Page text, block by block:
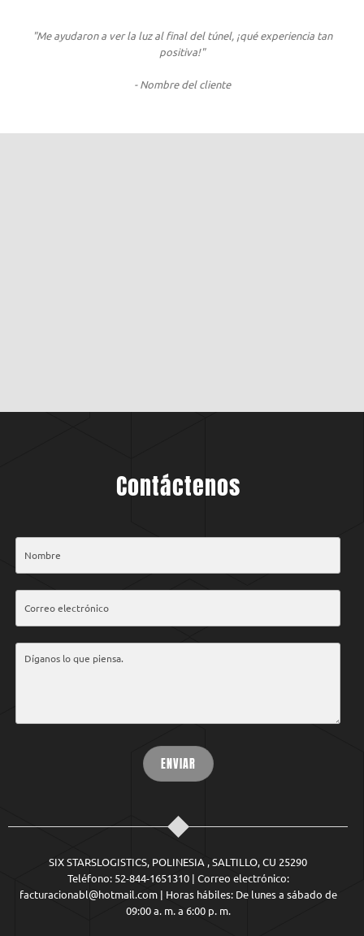
"Me ayudaron a ver la luz al final del túnel, ¡qué experiencia tan
positiva!"
- Nombre del cliente
Contáctenos
ENVIAR
SIX STARSLOGISTICS, POLINESIA , SALTILLO, CU 25290
Teléfono: 52-844-1651310 | Correo electrónico:
facturacionabl@hotmail.com | Horas hábiles: De lunes a sábado de
09:00 a. m. a 6:00 p. m.